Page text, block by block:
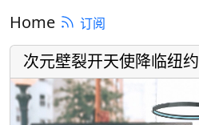
Home 订阅
次元壁裂开天使降临纽约